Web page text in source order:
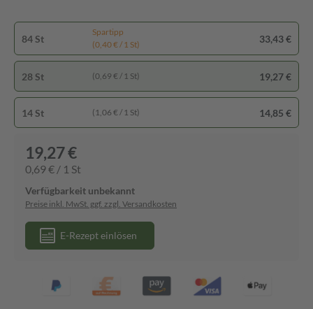
84 St
Spartipp
(0,40 € / 1 St)
33,43 €
28 St (0,69 € / 1 St) 19,27 €
14 St (1,06 € / 1 St) 14,85 €
19,27 €
0,69 € / 1 St
Verfügbarkeit unbekannt
Preise inkl. MwSt. ggf. zzgl. Versandkosten
E-Rezept einlösen